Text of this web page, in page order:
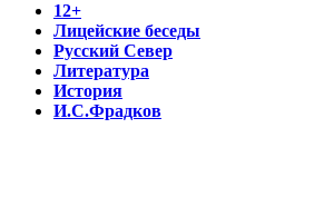
12+
Лицейские беседы
Русский Север
Литература
История
И.С.Фрадков